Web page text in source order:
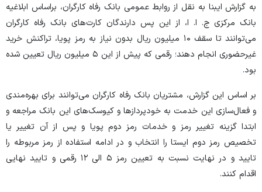
به گزارش ایبنا به نقل از روابط عمومی بانک رفاه کارگران، براساس ابلاغیه
بانک مرکزی ج. ا. ا، از این پس دارندگان کارت‌های بانک رفاه کارگران
می‌توانند تا سقف ۱۰ میلیون ریال بدون نیاز به رمز پویا، تراکنش خرید
غیرحضوری انجام دهند؛ رقمی که پیش از این ۵ میلیون ریال تعیین شده
بود.
بر اساس این گزارش، مشتریان بانک رفاه کارگران می‌توانند برای بهره‌مندی
و فعال‌سازی این خدمت به خودپرداز‌ها و کیوسک‌های این بانک مراجعه و
ابتدا گزینه تغییر رمز و خدمات رمز دوم پویا و پس از آن تغییر یا
تخصیص رمز دوم ایستا را انتخاب و در ادامه استفاده از رمز مربوطه را
تایید و در نهایت نسبت به تعیین رمز ۵ الی ۱۲ رقمی و تایید نهایی
اقدام کنند.